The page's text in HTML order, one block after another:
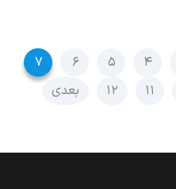
۴ ۵ ۶
۷
۱۱ ۱۲ بعدی